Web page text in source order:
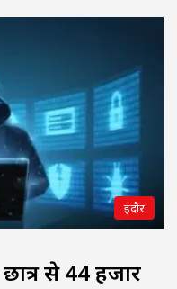
इंदौर
से 44 हजार